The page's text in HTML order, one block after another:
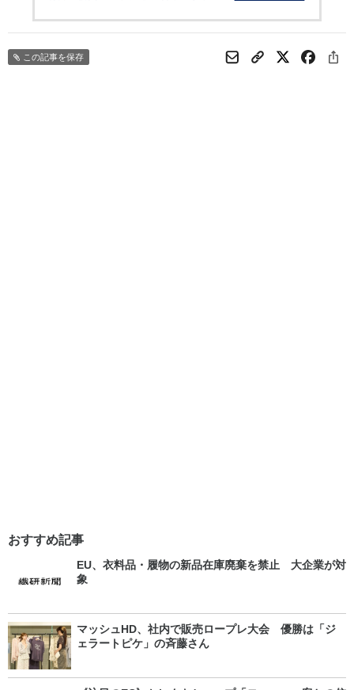
この記事を保存
おすすめ記事
EU、衣料品・履物の新品在庫廃棄を禁止 大企業が対
象
マッシュHD、社内で販売ロープレ大会 優勝は「ジ
ェラートピケ」の斉藤さん